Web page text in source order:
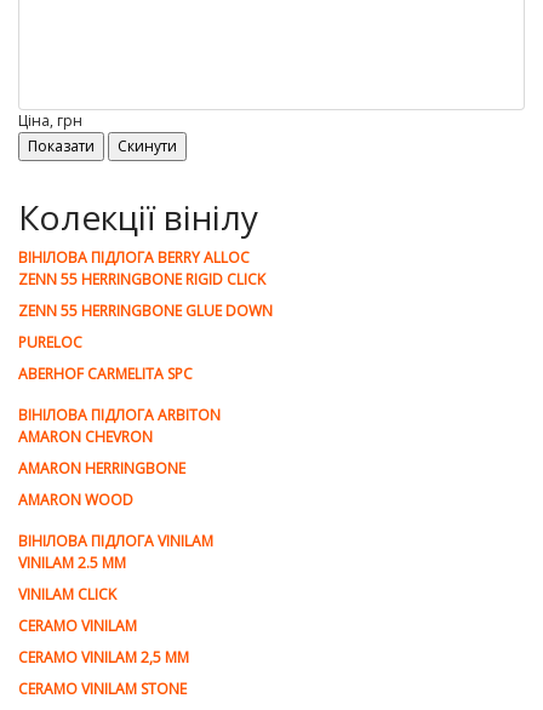
Ціна, грн
Колекції вінілу
ВІНІЛОВА ПІДЛОГА BERRY ALLOC
ZENN 55 HERRINGBONE RIGID CLICK
ZENN 55 HERRINGBONE GLUE DOWN
PURELOC
ABERHOF CARMELITA SPC
ВІНІЛОВА ПІДЛОГА ARBITON
AMARON CHEVRON
AMARON HERRINGBONE
AMARON WOOD
ВІНІЛОВА ПІДЛОГА VINILAM
VINILAM 2.5 MM
VINILAM CLICK
CERAMO VINILAM
CERAMO VINILAM 2,5 MM
CERAMO VINILAM STONE